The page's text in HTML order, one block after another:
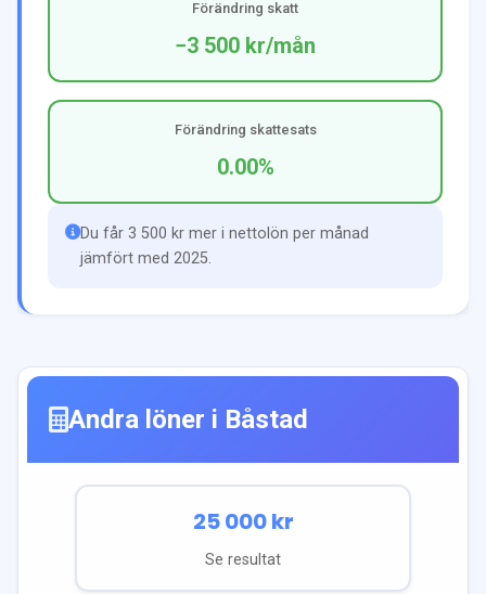
Förändring skatt
−3 500 kr/mån
Förändring skattesats
0.00%
Du får 3 500 kr mer i nettolön per månad
jämfört med 2025.
Andra löner i Båstad
25 000kr
Se resultat